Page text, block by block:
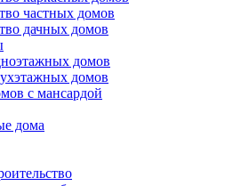
частных домов
дачных домов
домов
домов
с мансардой
дома